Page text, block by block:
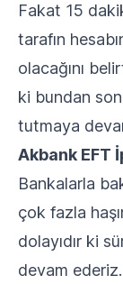
Fakat 15
tarafın
olacağını
ki bundan
tutmaya
Akbank EFT
Bankalarla
çok fazla
dolayıdır ki
devam